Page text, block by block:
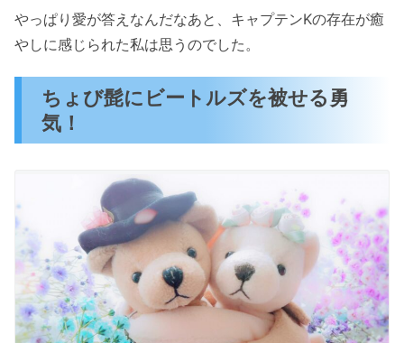
やっぱり愛が答えなんだなあと、キャプテンKの存在が癒
やしに感じられた私は思うのでした。
ちょび髭にビートルズを被せる勇
気！